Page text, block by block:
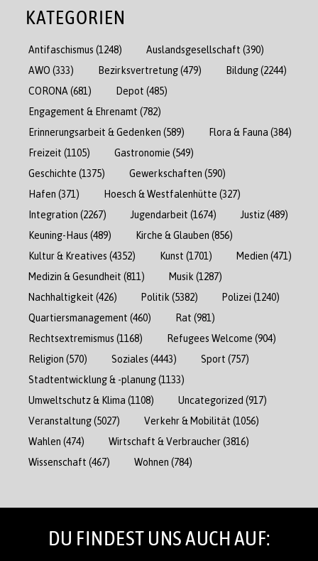
KATEGORIEN
Antifaschismus (1248) Auslandsgesellschaft (390)
AWO (333) Bezirksvertretung(479) Bildung(2244)
CORONA (681) Depot (485)
Engagement & Ehrenamt (782)
Erinnerungsarbeit & Gedenken (589) Flora & Fauna (384)
Freizeit (1105) Gastronomie (549)
Geschichte (1375) Gewerkschaften (590)
Hafen (371) Hoesch & Westfalenhütte (327)
Integration (2267) Jugendarbeit (1674) Justiz(489)
Keuning-Haus (489) Kirche & Glauben (856)
Kultur & Kreatives (4352) Kunst (1701) Medien (471)
Medizin & Gesundheit (811) Musik (1287)
Nachhaltigkeit (426) Politik (5382) Polizei (1240)
Quartiersmanagement (460) Rat (981)
Rechtsextremismus (1168) Refugees Welcome (904)
Religion (570) Soziales (4443) Sport (757)
Stadtentwicklung & -planung(1133)
Umweltschutz & Klima (1108) Uncategorized (917)
Veranstaltung(5027) Verkehr & Mobilität (1056)
Wahlen (474) Wirtschaft & Verbraucher(3816)
Wissenschaft (467) Wohnen (784)
DU FINDEST UNS AUCH AUF: